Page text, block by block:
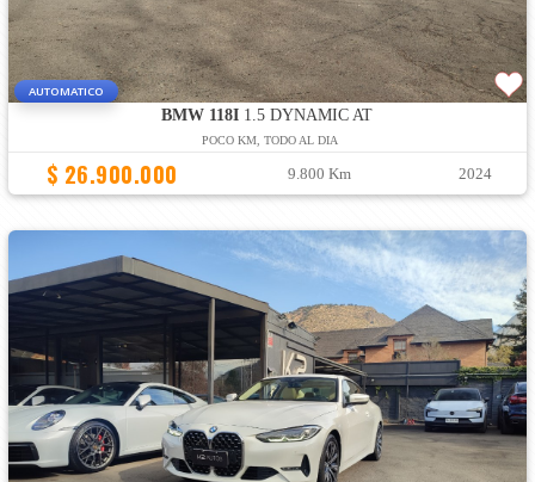
AUTOMATICO
BMW 118I 1.5 DYNAMIC AT
POCO KM, TODO AL DIA
$ 26.900.000 9.800 Km 2024